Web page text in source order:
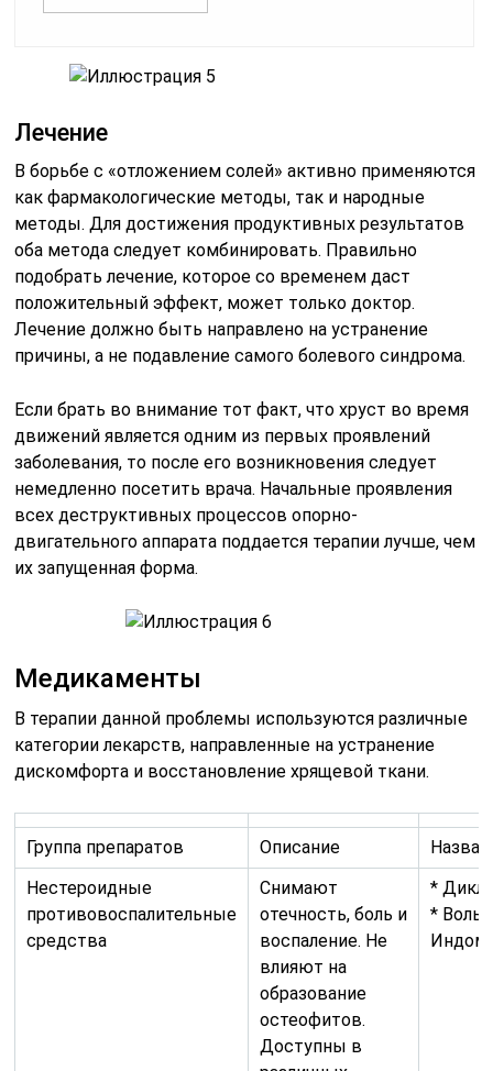
Лечение
В борьбе с «отложением солей» активно применяются
как фармакологические методы, так и народные
методы. Для достижения продуктивных результатов
оба метода следует комбинировать. Правильно
подобрать лечение, которое со временем даст
положительный эффект, может только доктор.
Лечение должно быть направлено на устранение
причины, а не подавление самого болевого синдрома.
Если брать во внимание тот факт, что хруст во время
движений является одним из первых проявлений
заболевания, то после его возникновения следует
немедленно посетить врача. Начальные проявления
всех деструктивных процессов опорно-
двигательного аппарата поддается терапии лучше, чем
их запущенная форма.
Медикаменты
В терапии данной проблемы используются различные
категории лекарств, направленные на устранение
дискомфорта и восстановление хрящевой ткани.
Группа препаратов Описание
Нестероидные
противовоспалительные
средства
Снимают
отечность, боль и
воспаление. Не
влияют на
образование
остеофитов.
Доступны в
*
*